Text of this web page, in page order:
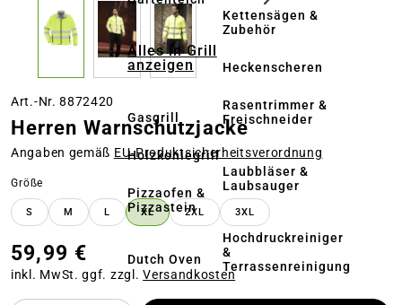
Alles in Grill
anzeigen
Gasgrill
Holzkohlegrill
Pizzaofen &
Pizzastein
Dutch Oven
Kettensägen &
Zubehör
Heckenscheren
Rasentrimmer &
Freischneider
Laubbläser &
Laubsauger
Hochdruckreiniger
&
Terrassenreinigung
Art.-Nr. 8872420
Herren Warnschutzjacke
Angaben gemäß EU‑Produktsicherheitsverordnung
Größe
S M L XL 2XL 3XL
59,99 €
inkl. MwSt. ggf. zzgl.Versandkosten